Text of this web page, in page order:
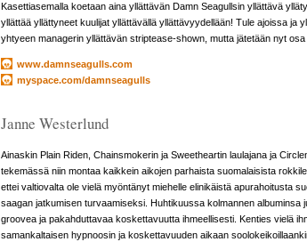
Kasettiasemalla koetaan aina yllättävän Damn Seagullsin yllättävä
yllättää yllättyneet kuulijat yllättävällä yllättävyydellään! Tule ajoissa ja
yhtyeen managerin yllättävän striptease-shown, mutta jätetään nyt
www.damnseagulls.com
myspace.com/damnseagulls
Janne Westerlund
Ainaskin Plain Riden, Chainsmokerin ja Sweetheartin laulajana ja
tekemässä niin montaa kaikkein aikojen parhaista suomalaisista
ettei valtiovalta ole vielä myöntänyt miehelle elinikäistä apurahoitusta
saagan jatkumisen turvaamiseksi. Huhtikuussa kolmannen albuminsa
groovea ja pakahduttavaa koskettavuutta ihmeellisesti. Kenties vielä
samankaltaisen hypnoosin ja koskettavuuden aikaan